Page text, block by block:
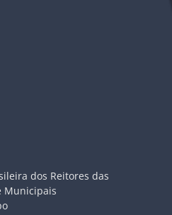
dos Reitores das
Municipais